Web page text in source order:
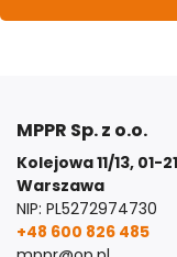
MPPR Sp. z o.o.
Kolejowa 11/13, 01-
Warszawa
NIP: PL5272974730
+48 600 826 485